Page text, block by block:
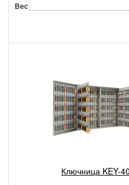
Вес
Ключница KEY-